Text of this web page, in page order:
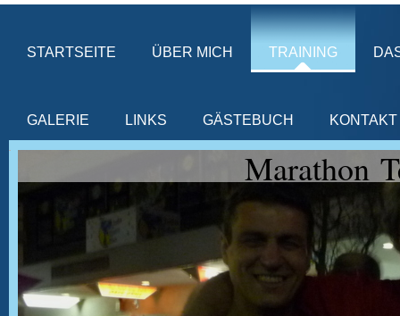
STARTSEITE ÜBER MICH TRAINING
GALERIE LINKS GÄSTEBUCH KONTAKT
Marathon